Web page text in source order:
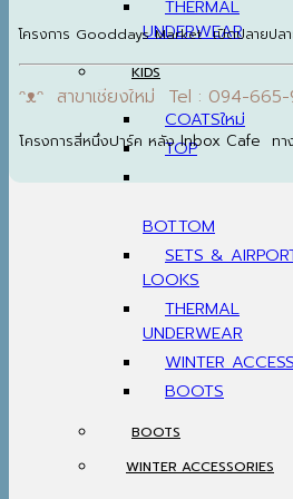
THERMAL
UNDERWEAR
KIDS
COATS
TOP
BOTTOM
SETS &
LOOKS
THERMAL
UNDERWEAR
WINTER
BOOTS
BOOTS
WINTER ACCESSORIES
โครงการ Gooddays Market เปิดปลายปล
ᵔᴥᵔ สาขาเชียงใหม่ Tel : 094-
โครงการสี่หนึ่งปาร์ค หลัง Inbox Cafe ท